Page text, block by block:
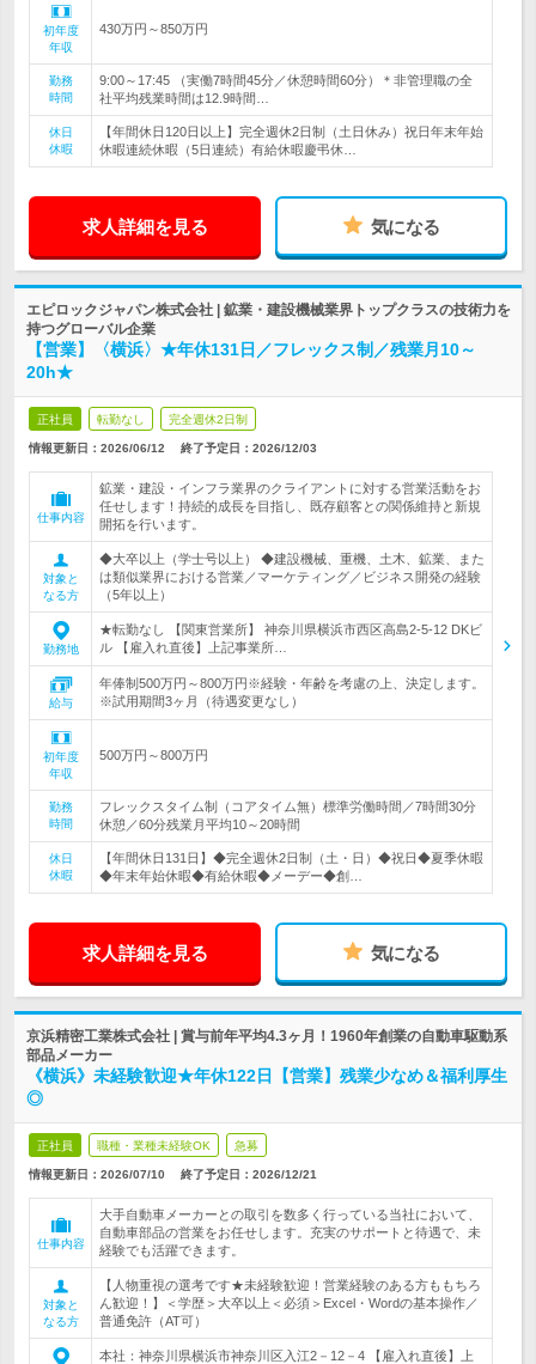
初年度
年収
430万円～850万円
勤務
時間
9:00～17:45 （実働7時間45分／休憩時間60分）＊非管理職の全
社平均残業時間は12.9時間…
休日
休暇
【年間休日120日以上】完全週休2日制（土日休み）祝日年末年始
休暇連続休暇（5日連続）有給休暇慶弔休…
求人詳細を見る 気になる
エピロックジャパン株式会社 | 鉱業・建設機械業界トップクラスの技術力を
持つグローバル企業
【営業】〈横浜〉★年休131日／フレックス制／残業月10～
20h★
正社員 転勤なし 完全週休2日制
情報更新日：2026/06/12 終了予定日： 2026/12/03
仕事内容
鉱業・建設・インフラ業界のクライアントに対する営業活動をお
任せします！持続的成長を目指し、既存顧客との関係維持と新規
開拓を行います。
対象と
なる方
◆大卒以上（学士号以上） ◆建設機械、重機、土木、鉱業、また
は類似業界における営業／マーケティング／ビジネス開発の経験
（5年以上）
勤務地
★転勤なし 【関東営業所】 神奈川県横浜市西区高島2-5-12 DKビ
ル 【雇入れ直後】上記事業所…
給与
年俸制500万円～800万円※経験・年齢を考慮の上、決定します。
※試用期間3ヶ月（待遇変更なし）
初年度
年収
500万円～800万円
勤務
時間
フレックスタイム制（コアタイム無）標準労働時間／7時間30分
休憩／60分残業月平均10～20時間
休日
休暇
【年間休日131日】◆完全週休2日制（土・日）◆祝日◆夏季休暇
◆年末年始休暇◆有給休暇◆メーデー◆創…
求人詳細を見る 気になる
京浜精密工業株式会社 | 賞与前年平均4.3ヶ月！1960年創業の自動車駆動系
部品メーカー
《横浜》未経験歓迎★年休122日【営業】残業少なめ＆福利厚生
◎
正社員 職種・業種未経験OK 急募
情報更新日：2026/07/10 終了予定日： 2026/12/21
仕事内容
大手自動車メーカーとの取引を数多く行っている当社において、
自動車部品の営業をお任せします。充実のサポートと待遇で、未
経験でも活躍できます。
対象と
なる方
【人物重視の選考です★未経験歓迎！営業経験のある方ももちろ
ん歓迎！】＜学歴＞大卒以上＜必須＞Excel・Wordの基本操作／
普通免許（AT可）
本社：神奈川県横浜市神奈川区入江2－12－4 【雇入れ直後】上